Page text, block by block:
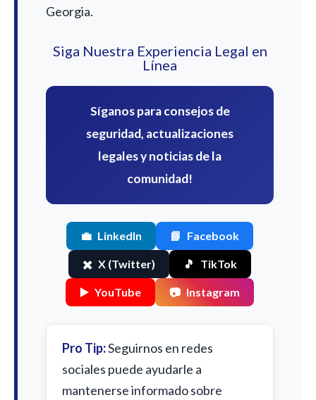
Georgia.
Siga Nuestra Experiencia Legal en
Línea
Síganos para consejos de
seguridad, actualizaciones
legales y noticias de la
comunidad!
💼 LinkedIn 📘 Facebook
✖️ X (Twitter) 🎵 TikTok
▶️ YouTube 📷 Instagram
Pro Tip:Seguirnos en redes
sociales puede ayudarle a
mantenerse informado sobre